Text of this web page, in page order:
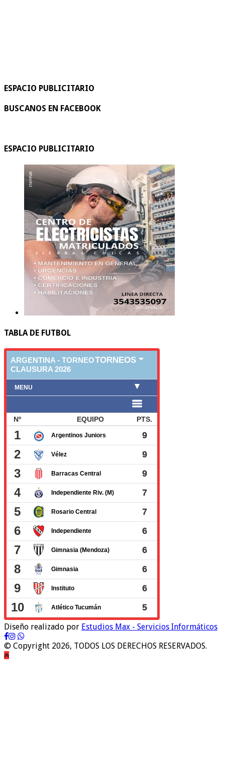
ESPACIO PUBLICITARIO
BUSCANOS EN FACEBOOK
ESPACIO PUBLICITARIO
TABLA DE FUTBOL
Diseño realizado por Estudios Max - Servicios Informáticos
© Copyright 2026, TODOS LOS DERECHOS RESERVADOS.